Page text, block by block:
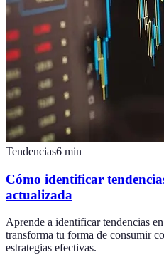
Tendencias6 min
Cómo identificar
actualizada
Aprende a identificar tendencias
transforma tu forma de consumir
estrategias efectivas.